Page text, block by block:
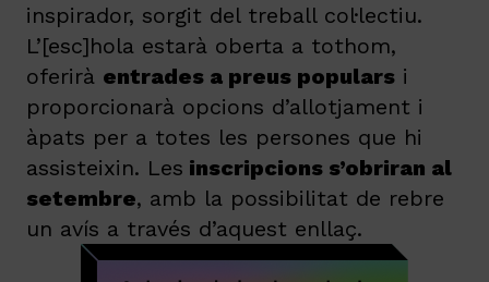
inspirador, sorgit del treball col·lectiu.
L’[esc]hola estarà oberta a tothom,
oferirà entrades a preus populars i
proporcionarà opcions d’allotjament i
àpats per a totes les persones que hi
assisteixin. Les inscripcions s’obriran al
setembre, amb la possibilitat de rebre
un avís a través d’aquest enllaç.